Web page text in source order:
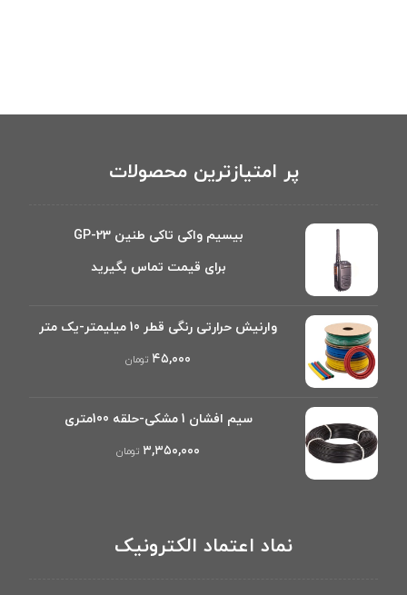
پر امتیازترین محصولات
بیسیم واکی تاکی طنین GP-23
برای قیمت تماس بگیرید
وارنیش حرارتی رنگی قطر 10 میلیمتر-یک متر
۴۵,۰۰۰ تومان
سیم افشان 1 مشکی-حلقه 100متری
۳,۳۵۰,۰۰۰ تومان
نماد اعتماد الکترونیک